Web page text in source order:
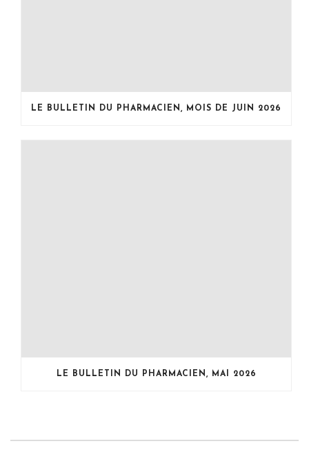
LE BULLETIN DU PHARMACIEN, MOIS DE JUIN 2026
LE BULLETIN DU PHARMACIEN, MAI 2026